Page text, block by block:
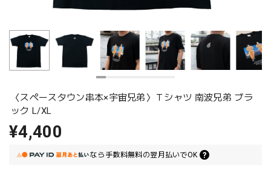
〈スペースタウン串本×宇宙兄弟〉Ｔシャツ 南波兄弟 ブラ
ック L/XL
¥4,400
なら 手数料無料の翌月払いでOK